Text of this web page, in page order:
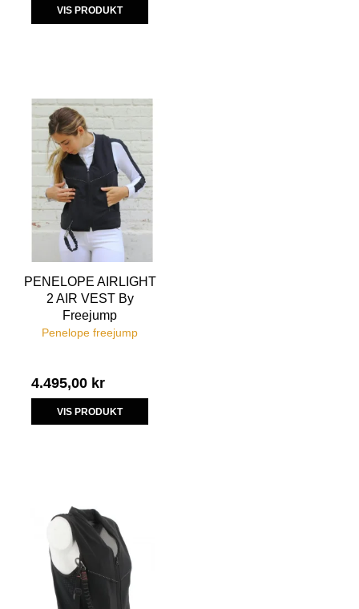
VIS PRODUKT
PENELOPE AIRLIGHT
2 AIR VEST By
Freejump
Penelope freejump
4.495,00 kr
VIS PRODUKT